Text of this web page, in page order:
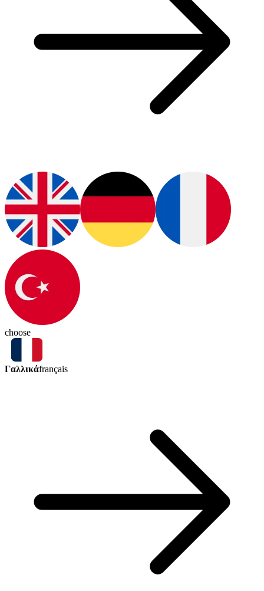
choose
Γαλλικάfrançais